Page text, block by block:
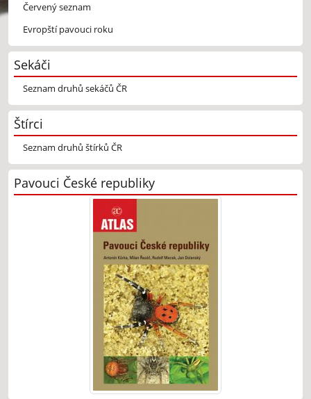
Červený seznam
Evropští pavouci roku
Sekáči
Seznam druhů sekáčů ČR
Štírci
Seznam druhů štírků ČR
Pavouci České republiky